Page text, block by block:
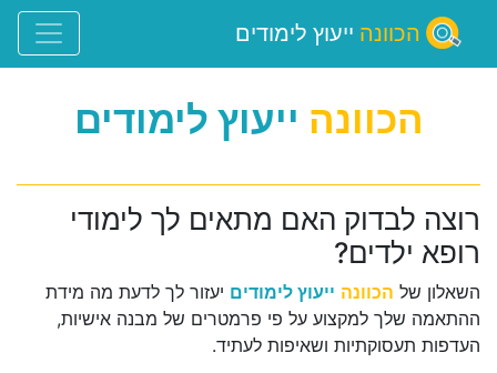
הכוונה ייעוץ לימודים
הכוונה ייעוץ לימודים
רוצה לבדוק האם מתאים לך לימודי
רופא ילדים?
השאלון של הכוונה ייעוץ לימודים יעזור לך לדעת מה מידת
ההתאמה שלך למקצוע על פי פרמטרים של מבנה אישיות,
העדפות תעסוקתיות ושאיפות לעתיד.